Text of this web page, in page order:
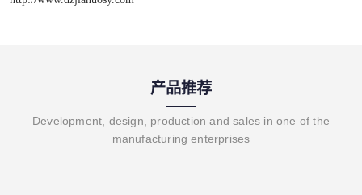
产品推荐
Development, design, production and sales in one of the
manufacturing enterprises